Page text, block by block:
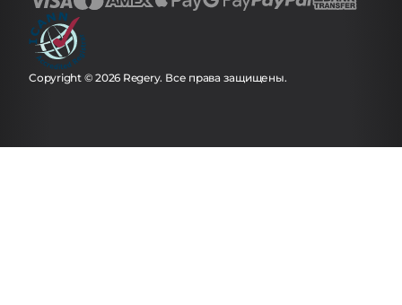
Copyright © 2026 Regery. Все права защищены.